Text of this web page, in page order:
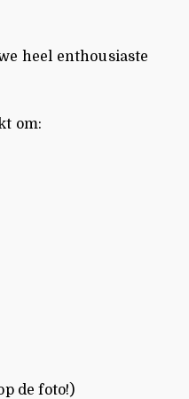
heel enthousiaste
om:
de foto!)